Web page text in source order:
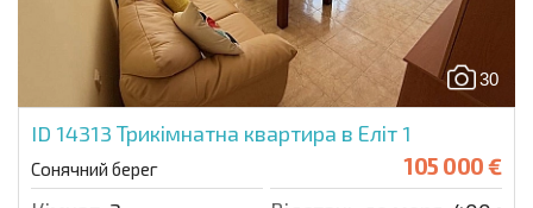
30
ID 14313 Трикімнатна квартира в Еліт 1
Сонячний берег 105 000 €